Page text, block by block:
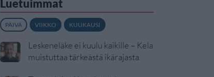
Luetuimmat
PÄIVÄ VIIKKO KUUKAUSI
Leskeneläke ei kuulu kaikille – Kela
muistuttaa tärkeästä ikärajasta